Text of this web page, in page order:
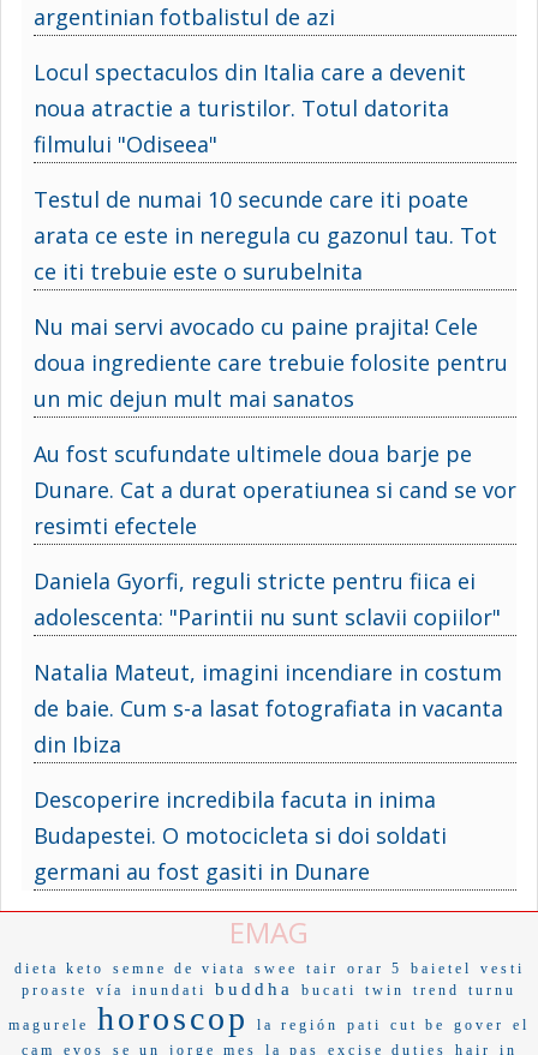
argentinian fotbalistul de azi
Locul spectaculos din Italia care a devenit
noua atractie a turistilor. Totul datorita
filmului "Odiseea"
Testul de numai 10 secunde care iti poate
arata ce este in neregula cu gazonul tau. Tot
ce iti trebuie este o surubelnita
Nu mai servi avocado cu paine prajita! Cele
doua ingrediente care trebuie folosite pentru
un mic dejun mult mai sanatos
Au fost scufundate ultimele doua barje pe
Dunare. Cat a durat operatiunea si cand se vor
resimti efectele
Daniela Gyorfi, reguli stricte pentru fiica ei
adolescenta: "Parintii nu sunt sclavii copiilor"
Natalia Mateut, imagini incendiare in costum
de baie. Cum s-a lasat fotografiata in vacanta
din Ibiza
Descoperire incredibila facuta in inima
Budapestei. O motocicleta si doi soldati
germani au fost gasiti in Dunare
EMAG
dieta keto semne de viata swee tair orar 5 baietel
vesti
proaste
vía inundati buddha bucati twin trend turnu
magurele horoscop la región pati cut be gover
el
cam
evos se un jorge mes la pas excise duties hair in